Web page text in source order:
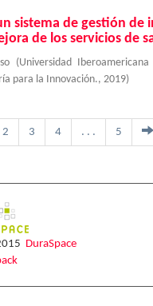
sistema de gestión de
de los servicios de
(Universidad
para la Innovación., 2019)
2 3 4 . . . 5
DuraSpace